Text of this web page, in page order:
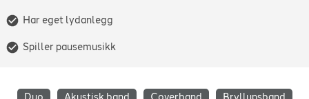
Har eget lydanlegg
Spiller pausemusikk